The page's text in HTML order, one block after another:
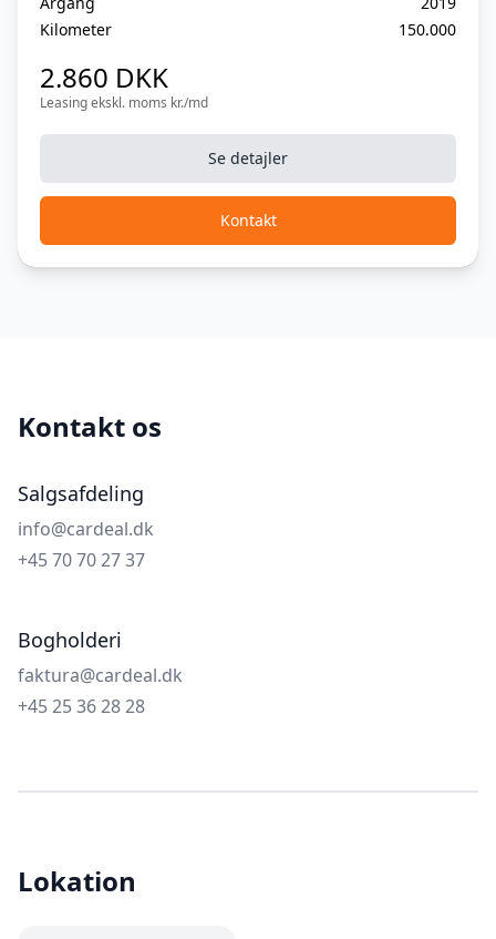
Kilometer
150.000
2.860 DKK
Leasing ekskl. moms kr./md
Se detajler
Kontakt
Kontakt os
Salgsafdeling
info@cardeal.dk
+45 70 70 27 37
Bogholderi
faktura@cardeal.dk
+45 25 36 28 28
Lokation